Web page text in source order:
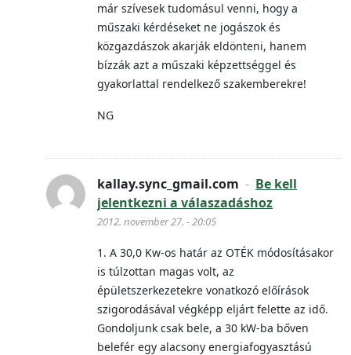
már szívesek tudomásul venni, hogy a
műszaki kérdéseket ne jogászok és
közgazdászok akarják eldönteni, hanem
bízzák azt a műszaki képzettséggel és
gyakorlattal rendelkező szakemberekre!
NG
kallay.sync_gmail.com - Be kell
jelentkezni a válaszadáshoz
2012. november 27. - 20:05
1. A 30,0 Kw-os határ az OTÉK módosításakor
is túlzottan magas volt, az
épületszerkezetekre vonatkozó előírások
szigorodásával végképp eljárt felette az idő.
Gondoljunk csak bele, a 30 kW-ba bőven
belefér egy alacsony energiafogyasztású